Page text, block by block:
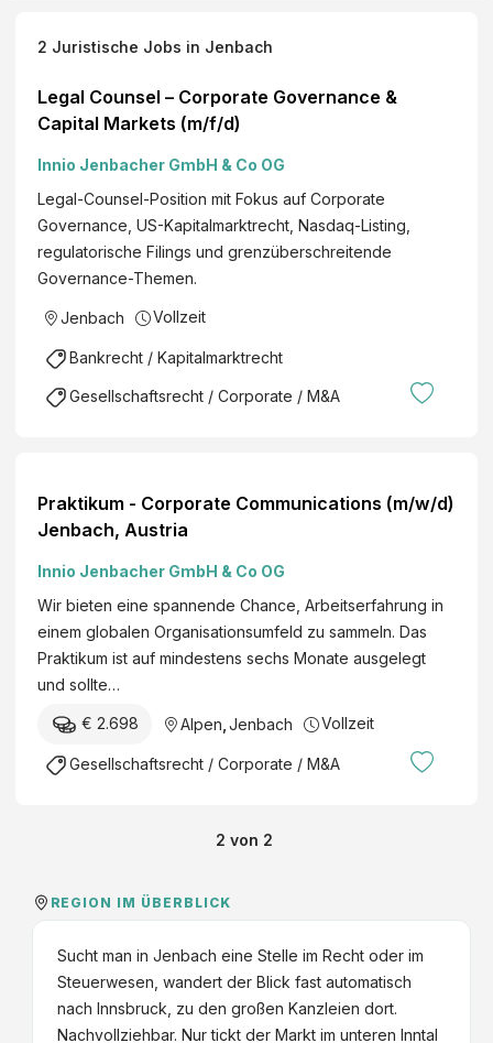
2 Juristische Jobs in Jenbach
Legal Counsel – Corporate Governance &
Capital Markets (m/f/d)
Innio Jenbacher GmbH & Co OG
Legal-Counsel-Position mit Fokus auf Corporate
Governance, US-Kapitalmarktrecht, Nasdaq-Listing,
regulatorische Filings und grenzüberschreitende
Governance-Themen.
Jenbach Vollzeit
Bankrecht / Kapitalmarktrecht
Gesellschaftsrecht / Corporate / M&A
Praktikum - Corporate Communications (m/w/d)
Jenbach, Austria
Innio Jenbacher GmbH & Co OG
Wir bieten eine spannende Chance, Arbeitserfahrung in
einem globalen Organisationsumfeld zu sammeln. Das
Praktikum ist auf mindestens sechs Monate ausgelegt
und sollte…
€ 2.698 Alpen Jenbach Vollzeit
Gesellschaftsrecht / Corporate / M&A
2 von 2
REGION IM ÜBERBLICK
Sucht man in Jenbach eine Stelle im Recht oder im
Steuerwesen, wandert der Blick fast automatisch
nach Innsbruck, zu den großen Kanzleien dort.
Nachvollziehbar. Nur tickt der Markt im unteren Inntal